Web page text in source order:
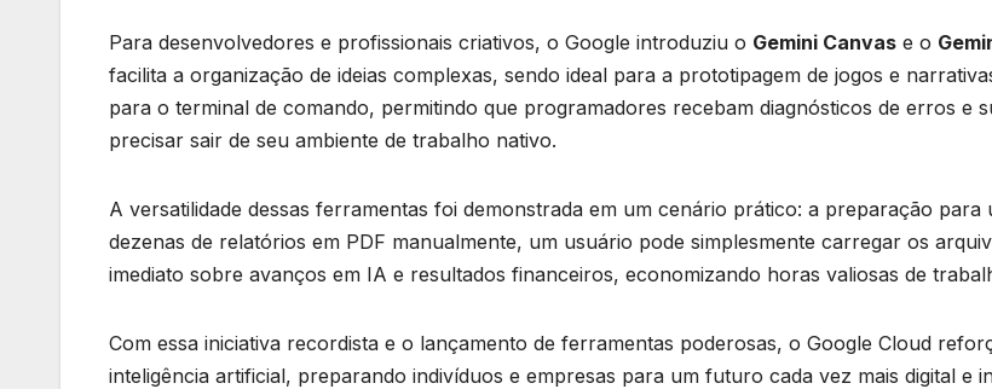
Para desenvolvedores e profissionais criativos, o Google introduziu o Gemini Canvas e o
facilita a organização de ideias complexas, sendo ideal para a prototipagem de jogos e
para o terminal de comando, permitindo que programadores recebam diagnósticos de erros e
precisar sair de seu ambiente de trabalho nativo.
A versatilidade dessas ferramentas foi demonstrada em um cenário prático: a preparação
dezenas de relatórios em PDF manualmente, um usuário pode simplesmente carregar os
imediato sobre avanços em IA e resultados financeiros, economizando horas valiosas de
Com essa iniciativa recordista e o lançamento de ferramentas poderosas, o Google Cloud
inteligência artificial, preparando indivíduos e empresas para um futuro cada vez mais digital e